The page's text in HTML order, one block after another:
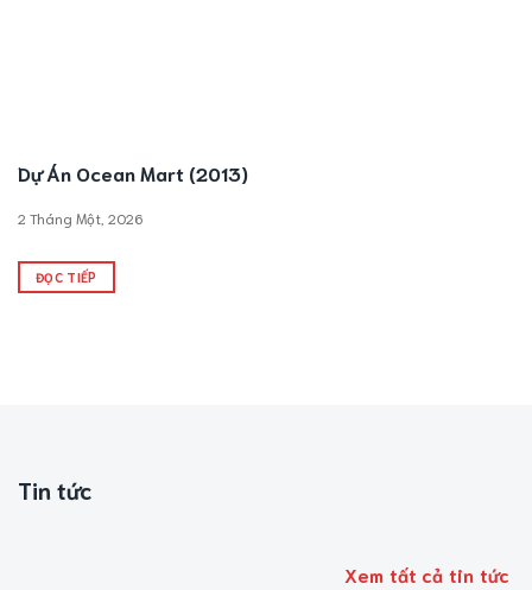
Dự Án Ocean Mart (2013)
2 Tháng Một, 2026
ĐỌC TIẾP
Tin tức
Xem tất cả tin tức